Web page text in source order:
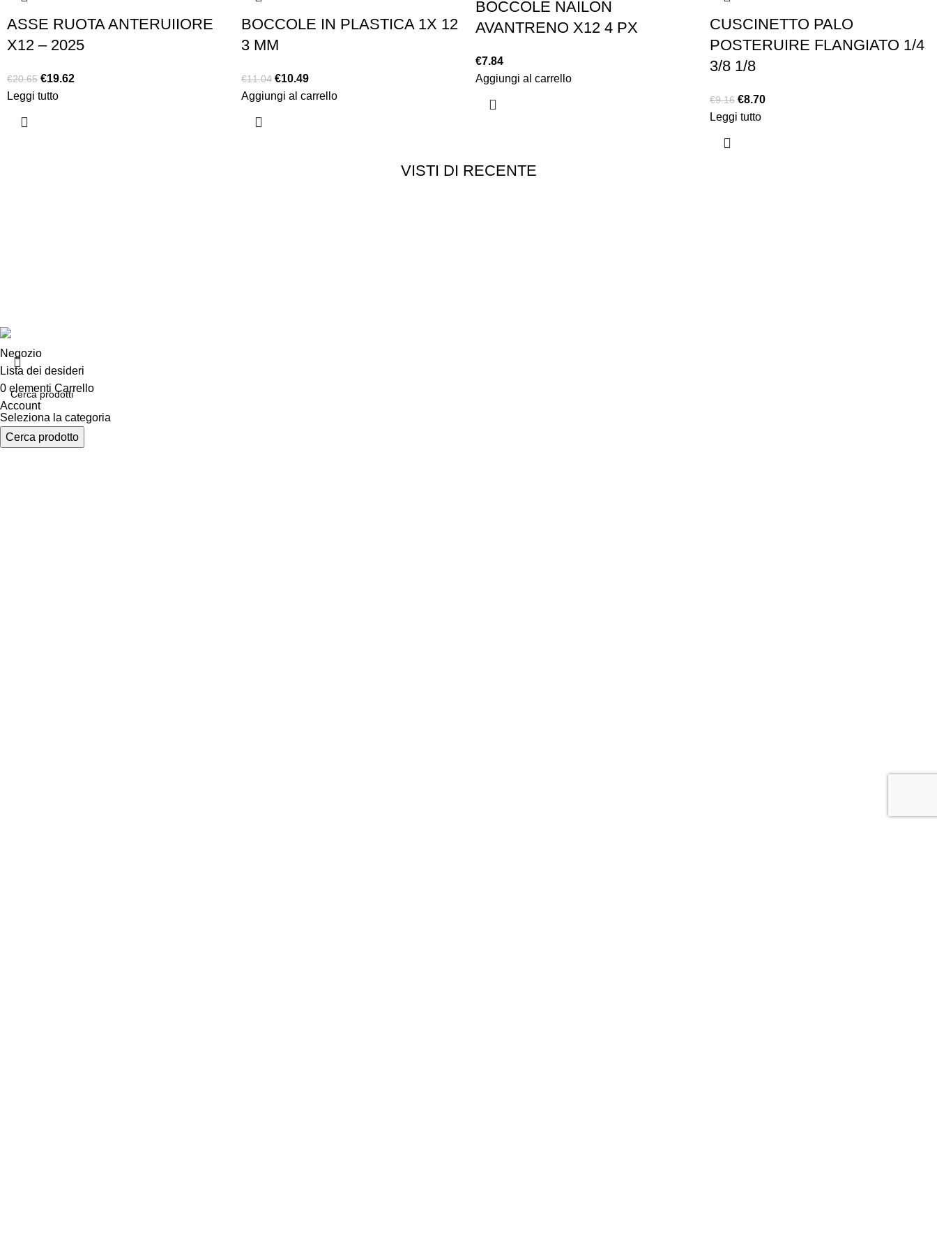
ASSE RUOTA ANTERUIIORE
X12 – 2025
€20.65 €19.62
Leggi tutto
BOCCOLE IN PLASTICA 1X 12
3 MM
€11.04 €10.49
Aggiungi al carrello
BOCCOLE NAILON
AVANTRENO X12 4 PX
€7.84
Aggiungi al carrello
CUSCINETTO PALO
POSTERUIRE FLANGIATO 1/4
3/8 1/8
€9.16 €8.70
Leggi tutto
VISTI DI RECENTE
Seleziona la categoria
Cerca prodotto
Negozio
Lista dei desideri
0 elementi Carrello
Account